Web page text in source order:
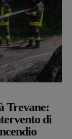
Trevane:
di